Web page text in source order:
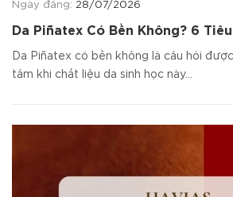
Ngày đăng: 28/07/2026
Da Piñatex Có Bền Không? 6
Chất Liệu
Da Piñatex có bền không là câu hỏi
tâm khi chất liệu da sinh học này...